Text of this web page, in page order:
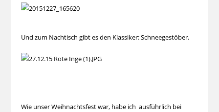
Und zum Nachtisch gibt es den Klassiker: Schneegestöber.
Wie unser Weihnachtsfest war, habe ich ausführlich bei